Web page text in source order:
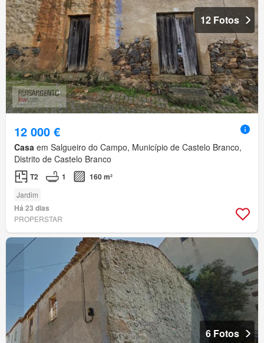
12 Fotos
12 000 €
Casa em Salgueiro do Campo, Município de Castelo Branco,
Distrito de Castelo Branco
T2 1 160 m²
Jardim
Há 23 dias
PROPERSTAR
6 Fotos